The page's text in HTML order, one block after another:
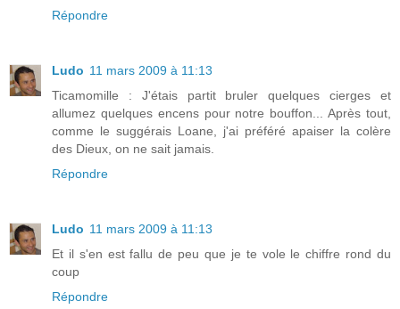
Répondre
Ludo 11 mars 2009 à 11:13
Ticamomille : J'étais partit bruler quelques cierges et
allumez quelques encens pour notre bouffon... Après tout,
comme le suggérais Loane, j'ai préféré apaiser la colère
des Dieux, on ne sait jamais.
Répondre
Ludo 11 mars 2009 à 11:13
Et il s'en est fallu de peu que je te vole le chiffre rond du
coup
Répondre